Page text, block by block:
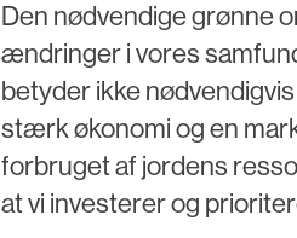
Den nødvendige grønne
ændringer i vores
betyder ikke
stærk økonomi og en
forbruget af jordens
at vi investerer og